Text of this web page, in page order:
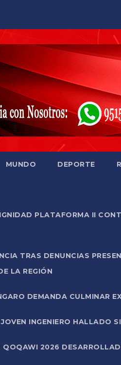
MUNDO DEPORTE
PLATAFORMA II
TRAS DENUNCIAS
LA REGIÓN
DEMANDA CULMINAR
INGENIERO HALLADO
2026